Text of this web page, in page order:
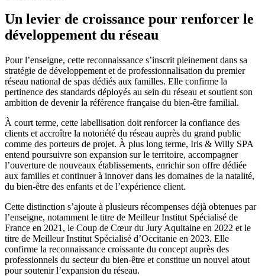
Un levier de croissance pour renforcer le
développement du réseau
Pour l’enseigne, cette reconnaissance s’inscrit pleinement dans sa
stratégie de développement et de professionnalisation du premier
réseau national de spas dédiés aux familles. Elle confirme la
pertinence des standards déployés au sein du réseau et soutient son
ambition de devenir la référence française du bien-être familial.
À court terme, cette labellisation doit renforcer la confiance des
clients et accroître la notoriété du réseau auprès du grand public
comme des porteurs de projet. À plus long terme, Iris & Willy SPA
entend poursuivre son expansion sur le territoire, accompagner
l’ouverture de nouveaux établissements, enrichir son offre dédiée
aux familles et continuer à innover dans les domaines de la natalité,
du bien-être des enfants et de l’expérience client.
Cette distinction s’ajoute à plusieurs récompenses déjà obtenues par
l’enseigne, notamment le titre de Meilleur Institut Spécialisé de
France en 2021, le Coup de Cœur du Jury Aquitaine en 2022 et le
titre de Meilleur Institut Spécialisé d’Occitanie en 2023. Elle
confirme la reconnaissance croissante du concept auprès des
professionnels du secteur du bien-être et constitue un nouvel atout
pour soutenir l’expansion du réseau.